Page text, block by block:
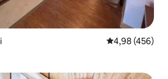
Évaluation
4,98 (456)